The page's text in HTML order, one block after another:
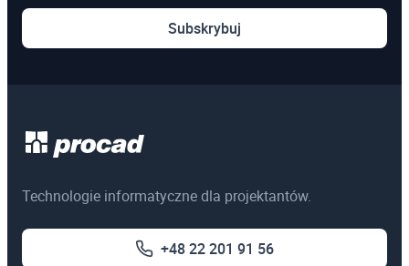
Pozostałe
Szkolenia online
Egzaminy certyfikacyjne
3ds Max
Autodesk Revit Architecture
Subskrybuj
Technologie informatyczne dla projektantów.
+48 22 201 91 56